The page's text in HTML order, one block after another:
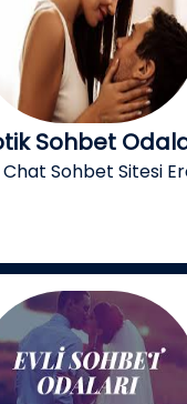
Sohbet
Sohbet Sitesi